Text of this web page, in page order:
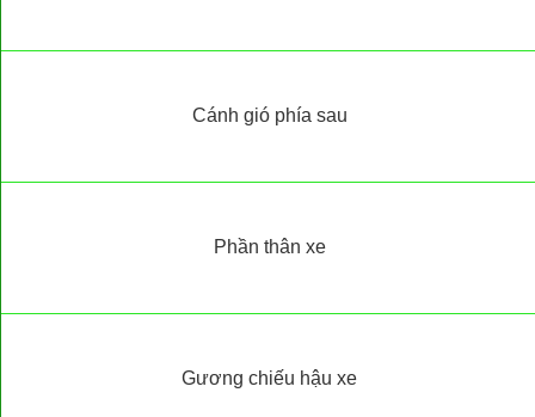
Cánh gió phía sau
Phần thân xe
Gương chiếu hậu xe